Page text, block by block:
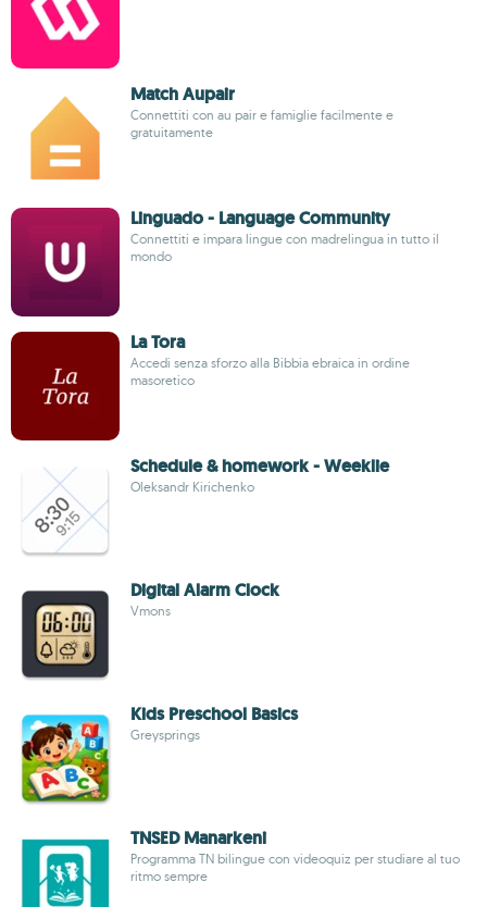
Match Aupair
Connettiti con au pair e famiglie facilmente e
gratuitamente
Linguado - Language Community
Connettiti e impara lingue con madrelingua in tutto il
mondo
La Tora
Accedi senza sforzo alla Bibbia ebraica in ordine
masoretico
Schedule & homework - Weeklie
Oleksandr Kirichenko
Digital Alarm Clock
Vmons
Kids Preschool Basics
Greysprings
TNSED Manarkeni
Programma TN bilingue con videoquiz per studiare al tuo
ritmo sempre